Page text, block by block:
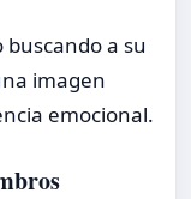
buscando a su
imagen
emocional.